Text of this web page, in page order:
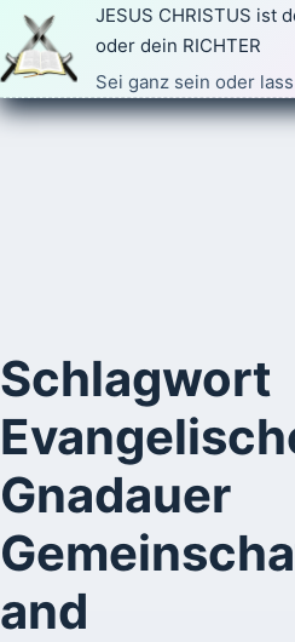
Zum
Inhalt
springen
JESUS CHRISTUS ist
oder dein RICHTER
Sei ganz sein oder
Schlagwort
Gnadauer
and